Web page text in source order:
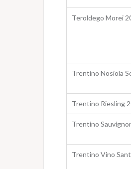
Teroldego Morei
Trentino Nosiola
Trentino Riesling
Trentino
Trentino Vino